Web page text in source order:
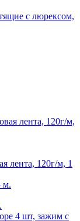
с люрексом,
лента, 120г/м, 1